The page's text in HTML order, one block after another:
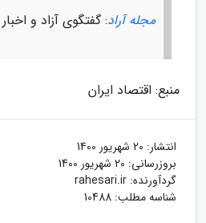
مجله آراد: گفتگوی آزاد و اخبار
منبع: اقتصاد ایران
انتشار: 20 شهریور 1400
بروزرسانی: 20 شهریور 1400
گردآورنده: rahesari.ir
شناسه مطلب: 10488